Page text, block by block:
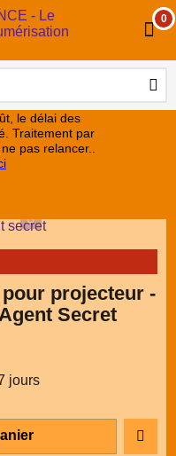
0
le délai des
Traitement par
pas relancer..
projecteur -
Secret
jours